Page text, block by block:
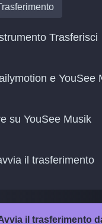
Trasferisci
e YouSee
su YouSee Musik
il trasferimento
il trasferimento